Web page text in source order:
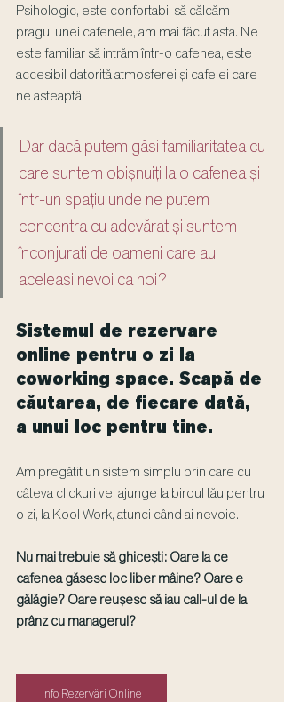
Psihologic, este confortabil să călcăm
pragul unei cafenele, am mai făcut asta. Ne
este familiar să intrăm într-o cafenea, este
accesibil datorită atmosferei și cafelei care
ne așteaptă.
Dar dacă putem găsi familiaritatea cu
care suntem obișnuiți la o cafenea și
într-un spațiu unde ne putem
concentra cu adevărat și suntem
înconjurați de oameni care au
aceleași nevoi ca noi?
Sistemul de rezervare
online pentru o zi la
coworking space. Scapă de
căutarea, de fiecare dată,
a unui loc pentru tine.
Am pregătit un sistem simplu prin care cu
câteva clickuri vei ajunge la biroul tău pentru
o zi, la Kool Work, atunci când ai nevoie.
Nu mai trebuie să ghicești: Oare la ce
cafenea găsesc loc liber mâine? Oare e
gălăgie? Oare reușesc să iau call-ul de la
prânz cu managerul?
Info Rezervări Online